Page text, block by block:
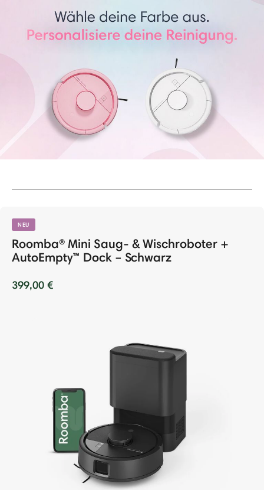
NEU
Roomba® Mini Saug- & Wischroboter +
AutoEmpty™ Dock – Schwarz
399,00 €